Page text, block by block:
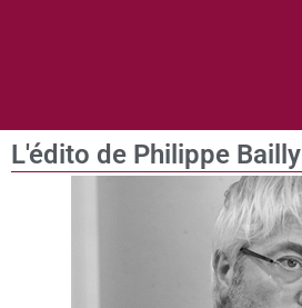
L'édito de Philippe Bailly